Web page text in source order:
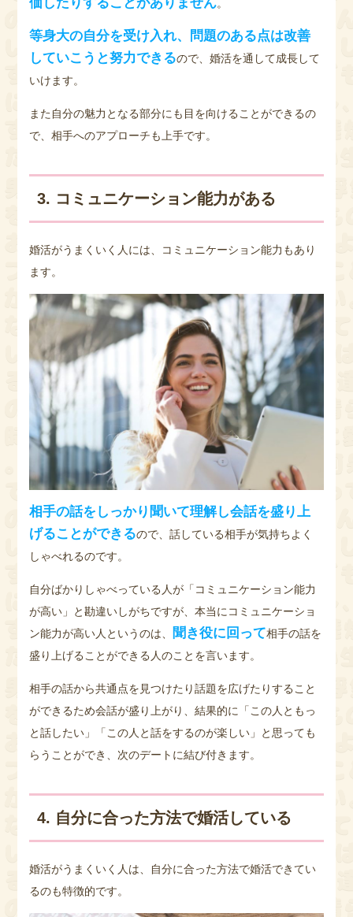
。
等身大の自分を受け入れ、問題のある点は改善
していこうと努力できるので、婚活を通して成長して
いけます。
また自分の魅力となる部分にも目を向けることができるの
で、相手へのアプローチも上手です。
3. コミュニケーション能力がある
婚活がうまくいく人には、コミュニケーション能力もあり
ます。
相手の話をしっかり聞いて理解し会話を盛り上
げることができるので、話している相手が気持ちよく
しゃべれるのです。
自分ばかりしゃべっている人が「コミュニケーション能力
が高い」と勘違いしがちですが、本当にコミュニケーショ
ン能力が高い人というのは、 聞き役に回って相手の話を
盛り上げることができる人のことを言います。
相手の話から共通点を見つけたり話題を広げたりすること
ができるため会話が盛り上がり、結果的に「この人ともっ
と話したい」「この人と話をするのが楽しい」と思っても
らうことができ、次のデートに結び付きます。
4. 自分に合った方法で婚活している
婚活がうまくいく人は、自分に合った方法で婚活できてい
るのも特徴的です。